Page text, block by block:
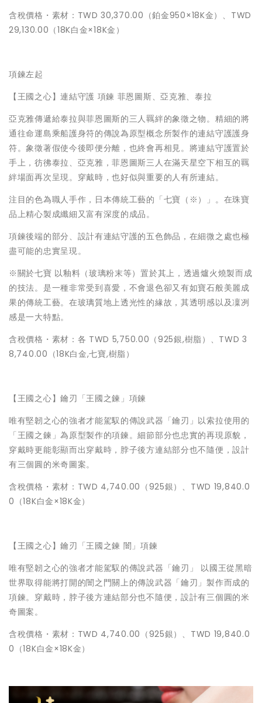
含稅價格・素材：TWD 30,370.00（鉑金950×18K金）、TWD
29,130.00（18K白金×18K金）
項鍊左起
【王國之心】連結守護 項鍊 菲恩圖斯、亞克雅、泰拉
亞克雅傳遞給泰拉與菲恩圖斯的三人羈絆的象徵之物。精細的將
通往命運島乘船護身符的傳說為原型概念所製作的連結守護護身
符。象徵著假使今後即便分離，也終會再相見。將連結守護置於
手上，彷彿泰拉、亞克雅，菲恩圖斯三人在滿天星空下相互的羈
絆場面再次呈現。穿戴時，也好似與重要的人有所連結。
注目的色為職人手作，日本傳統工藝的「七寶（※）」。在珠寶
品上精心製成纖細又富有深度的成品。
項鍊後端的部分、設計有連結守護的五色飾品，在細微之處也極
盡可能的忠實呈現。
※關於七寶 以釉料（玻璃粉末等）置於其上，透過爐火燒製而成
的技法。是一種非常受到喜愛，不會退色卻又有如寶石般美麗成
果的傳統工藝。在玻璃質地上透光性的緣故，其透明感以及凜冽
感是一大特點。
含稅價格・素材：各 TWD 5,750.00（925銀,樹脂）、TWD 3
8,740.00（18K白金,七寶,樹脂）
【王國之心】鑰刃「王國之鍊」項鍊
唯有堅韌之心的強者才能駕馭的傳說武器「鑰刃」以索拉使用的
「王國之鍊」為原型製作的項鍊。細節部分也忠實的再現原貌，
穿戴時更能彰顯而出穿戴時，脖子後方連結部分也不隨便，設計
有三個圓的米奇圖案。
含稅價格・素材：TWD 4,740.00（925銀）、TWD 19,840.0
0（18K白金×18K金）
【王國之心】鑰刃「王國之鍊 闇」項鍊
唯有堅韌之心的強者才能駕馭的傳說武器「鑰刃」 以國王從黑暗
世界取得能將打開的闇之門關上的傳說武器「鑰刃」製作而成的
項鍊。穿戴時，脖子後方連結部分也不隨便，設計有三個圓的米
奇圖案。
含稅價格・素材：TWD 4,740.00（925銀）、TWD 19,840.0
0（18K白金×18K金）